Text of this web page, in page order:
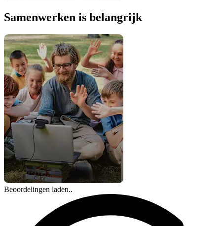
Samenwerken is belangrijk
Beoordelingen laden..